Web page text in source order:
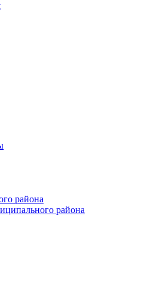
района
района